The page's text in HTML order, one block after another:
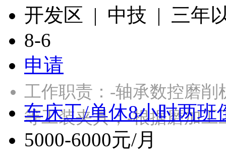
开发区 | 中技 | 三年
8-6
申请
工作职责：-轴承数控磨
等工装夹具；-根据磨加
车床工/单休8小时两班
5000-6000元/月